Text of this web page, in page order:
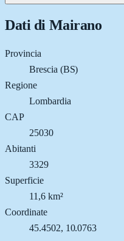
Dati di Mairano
Provincia
Brescia (BS)
Regione
Lombardia
CAP
25030
Abitanti
3329
Superficie
11,6 km²
Coordinate
45.4502, 10.0763